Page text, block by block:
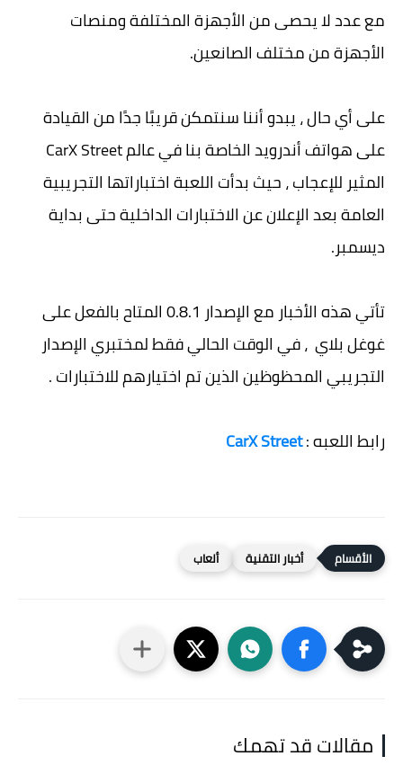
مع عدد لا يحصى من الأجهزة المختلفة ومنصات
الأجهزة من مختلف الصانعين.
على أي حال ، يبدو أننا سنتمكن قريبًا جدًا من القيادة
على هواتف أندرويد الخاصة بنا في عالم CarX Street
المثير للإعجاب ، حيث بدأت اللعبة اختباراتها التجريبية
العامة بعد الإعلان عن الاختبارات الداخلية حتى بداية
ديسمبر.
تأتي هذه الأخبار مع الإصدار 0.8.1 المتاح بالفعل على
غوغل بلاي ، في الوقت الحالي فقط لمختبري الإصدار
التجريبي المحظوظين الذين تم اختيارهم للاختبارات .
رابط اللعبه :CarX Street
أخبار التقنية ألعاب
مقالات قد تهمك